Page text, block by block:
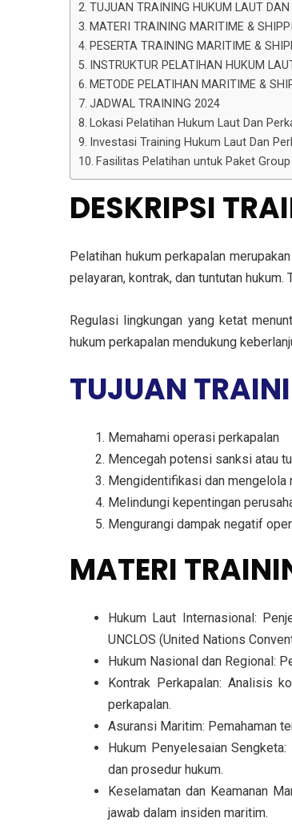
TUJUAN TRAINING HUKUM LAUT
MATERI TRAINING MARITIME &
PESERTA TRAINING MARITIME &
INSTRUKTUR PELATIHAN HUKUM
METODE PELATIHAN MARITIME &
JADWAL TRAINING 2024
Lokasi Pelatihan Hukum Laut Dan
Investasi Training Hukum Laut Dan
Fasilitas Pelatihan untuk Paket
DESKRIPSI
Pelatihan hukum perkapalan
pelayaran, kontrak, dan tuntutan
Regulasi lingkungan yang ketat
hukum perkapalan mendukung
TUJUAN
Memahami operasi perkapalan
Mencegah potensi sanksi atau
Mengidentifikasi dan mengelola
Melindungi kepentingan
Mengurangi dampak negatif
MATERI
Hukum Laut Internasional:
UNCLOS (United Nations
Hukum Nasional dan Regional:
Kontrak Perkapalan: Analisis
perkapalan.
Asuransi Maritim: Pemahaman
Hukum Penyelesaian
dan prosedur hukum.
Keselamatan dan Keamanan
jawab dalam insiden maritim.